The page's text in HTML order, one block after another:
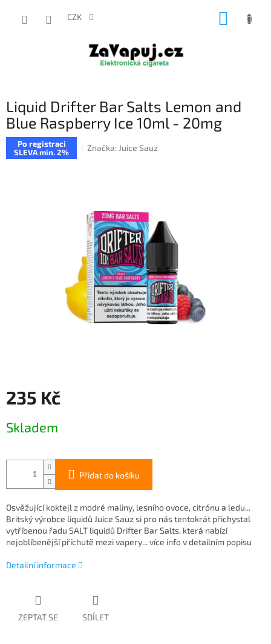
CZK
Liquid Drifter Bar Salts Lemon and
Blue Raspberry Ice 10ml - 20mg
Po registraci
SLEVA min. 2%
Značka: Juice Sauz
235 Kč
cena:
Skladem
Přidat do košíku
Osvěžující koktejl z modré maliny, lesního ovoce, citrónu a ledu...
Britský výrobce liquidů Juice Sauz si pro nás tentokrát přichystal
vytříbenou řadu SALT liquidů Drifter Bar Salts, která nabízí
nejoblíbenější příchutě mezi vapery... více info v detailním popisu
Detailní informace
ZEPTAT SE SDÍLET